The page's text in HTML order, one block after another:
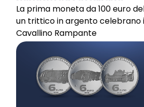
La prima moneta da 100 euro
un trittico in argento celebrano
Cavallino Rampante